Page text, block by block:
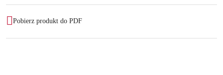
Pobierz produkt do PDF